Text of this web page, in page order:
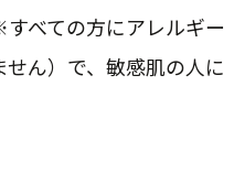
べての方にアレルギー
ん）で、敏感肌の人に